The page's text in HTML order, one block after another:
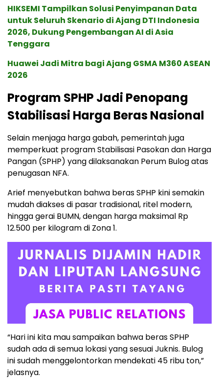
HIKSEMI Tampilkan Solusi Penyimpanan Data
untuk Seluruh Skenario di Ajang DTI Indonesia
2026, Dukung Pengembangan AI di Asia
Tenggara
Huawei Jadi Mitra bagi Ajang GSMA M360 ASEAN
2026
Program SPHP Jadi Penopang
Stabilisasi Harga Beras Nasional
Selain menjaga harga gabah, pemerintah juga
memperkuat program Stabilisasi Pasokan dan Harga
Pangan (SPHP) yang dilaksanakan Perum Bulog atas
penugasan NFA.
Arief menyebutkan bahwa beras SPHP kini semakin
mudah diakses di pasar tradisional, ritel modern,
hingga gerai BUMN, dengan harga maksimal Rp
12.500 per kilogram di Zona 1.
“Hari ini kita mau sampaikan bahwa beras SPHP
sudah ada di semua lokasi yang sesuai Juknis. Bulog
ini sudah menggelontorkan mendekati 45 ribu ton,”
jelasnya.